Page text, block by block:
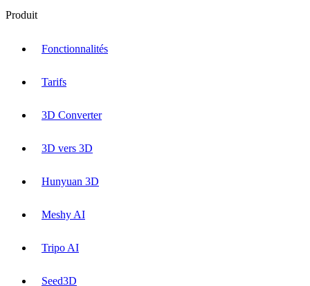
Produit
Fonctionnalités
Tarifs
3D Converter
3D vers 3D
Hunyuan 3D
Meshy AI
Tripo AI
Seed3D